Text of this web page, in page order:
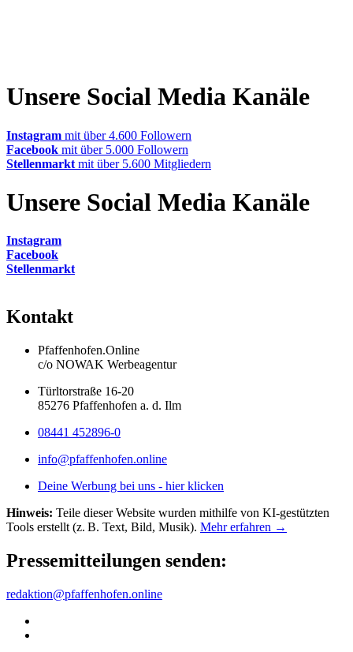
Unsere Social Media Kanäle
Instagram mit über 4.600 Followern
Facebook mit über 5.000 Followern
Stellenmarkt mit über 5.600 Mitgliedern
Unsere Social Media Kanäle
Instagram
Facebook
Stellenmarkt
Kontakt
Pfaffenhofen.Online
c/o NOWAK Werbeagentur
Türltorstraße 16-20
85276 Pfaffenhofen a. d. Ilm
08441 452896-0
info@pfaffenhofen.online
Deine Werbung bei uns - hier klicken
Hinweis: Teile dieser Website wurden mithilfe von KI-gestützten
Tools erstellt (z. B. Text, Bild, Musik). Mehr erfahren →
Pressemitteilungen senden:
redaktion@pfaffenhofen.online